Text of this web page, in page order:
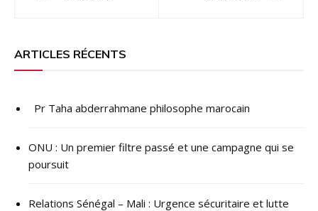
l’article
ARTICLES RÉCENTS
Pr Taha abderrahmane philosophe marocain
ONU : ​Un premier filtre passé et une campagne qui se
poursuit
Relations Sénégal – Mali : Urgence sécuritaire et lutte